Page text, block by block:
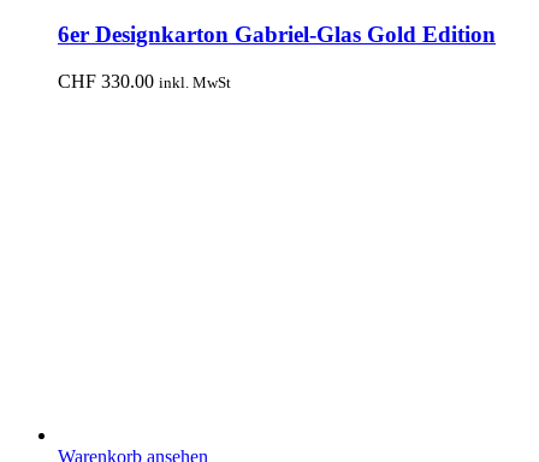
6er Designkarton Gabriel-Glas Gold Edition
CHF 330.00 inkl. MwSt
Warenkorb ansehen